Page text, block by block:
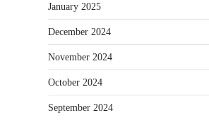
January 2025
December 2024
November 2024
October 2024
September 2024